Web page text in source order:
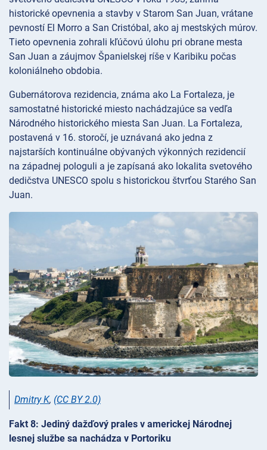
historické opevnenia a stavby v Starom San Juan, vrátane
pevností El Morro a San Cristóbal, ako aj mestských múrov.
Tieto opevnenia zohrali kľúčovú úlohu pri obrane mesta
San Juan a záujmov Španielskej ríše v Karibiku počas
koloniálneho obdobia.
Gubernátorova rezidencia, známa ako La Fortaleza, je
samostatné historické miesto nachádzajúce sa vedľa
Národného historického miesta San Juan. La Fortaleza,
postavená v 16. storočí, je uznávaná ako jedna z
najstarších kontinuálne obývaných výkonných rezidencií
na západnej pologuli a je zapísaná ako lokalita svetového
dedičstva UNESCO spolu s historickou štvrťou Starého San
Juan.
Dmitry K, (CC BY 2.0)
Fakt 8: Jediný dažďový prales v americkej Národnej
lesnej službe sa nachádza v Portoriku